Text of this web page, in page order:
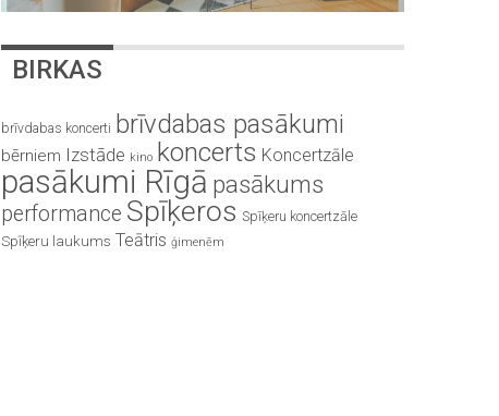
BIRKAS
brīvdabas koncerti brīvdabas pasākumi
bērniem Izstāde kino koncerts Koncertzāle
pasākumi Rīgā pasākums
performance Spīķeros Spīķeru koncertzāle
Spīķeru laukums Teātris ģimenēm